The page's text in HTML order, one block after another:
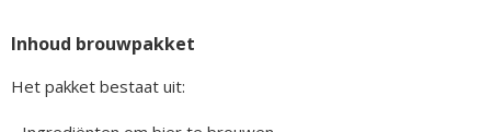
Inhoud brouwpakket
Het pakket bestaat uit: